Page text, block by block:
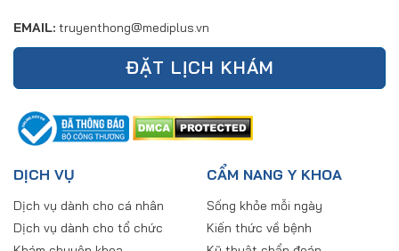
EMAIL: truyenthong@mediplus.vn
ĐẶT LỊCH KHÁM
DỊCH VỤ
Dịch vụ dành cho cá nhân
Dịch vụ dành cho tổ chức
CẨM NANG Y KHOA
Sống khỏe mỗi ngày
Kiến thức về bệnh